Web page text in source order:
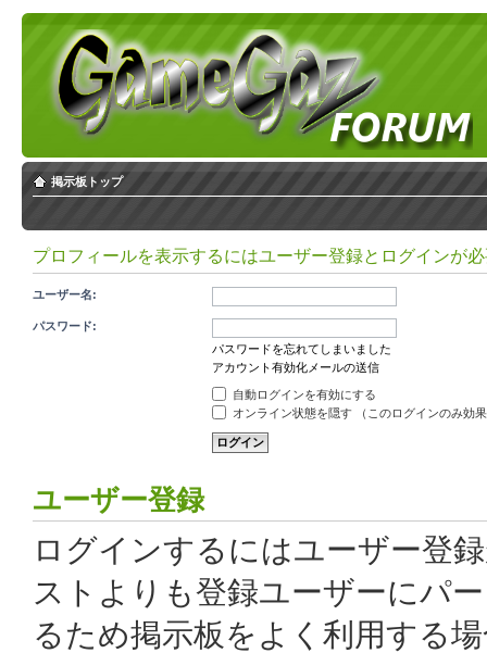
掲示板トップ
プロフィールを表示するにはユーザー登録とログインが
ユーザー名:
パスワード:
パスワードを忘れてしまいました
アカウント有効化メールの送信
自動ログインを有効にする
オンライン状態を隠す （このログインのみ効
ユーザー登録
ログインするにはユーザー登
ストよりも登録ユーザーにパ
るため掲示板をよく利用する